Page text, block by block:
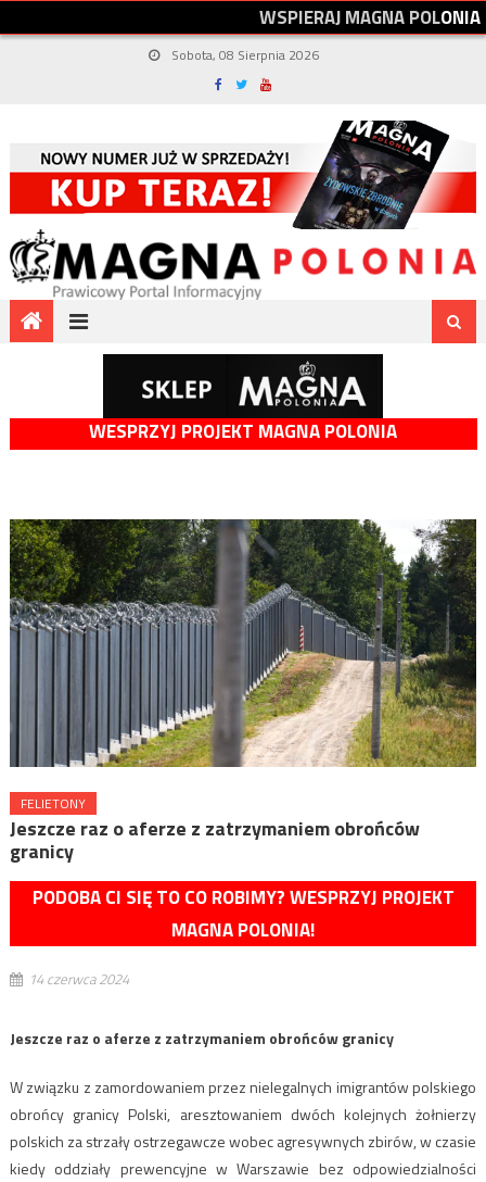
WSPIERAJMAGNAPOLONIA
Sobota, 08 Sierpnia 2026
WESPRZYJ PROJEKT MAGNA POLONIA
FELIETONY
Jeszcze raz o aferze z zatrzymaniem obrońców
granicy
PODOBA CI SIĘ TO CO ROBIMY? WESPRZYJ PROJEKT
MAGNA POLONIA!
14 czerwca 2024
Jeszcze raz o aferze z zatrzymaniem obrońców granicy
W związku z zamordowaniem przez nielegalnych imigrantów polskiego
obrońcy granicy Polski, aresztowaniem dwóch kolejnych żołnierzy
polskich za strzały ostrzegawcze wobec agresywnych zbirów, w czasie
kiedy oddziały prewencyjne w Warszawie bez odpowiedzialności